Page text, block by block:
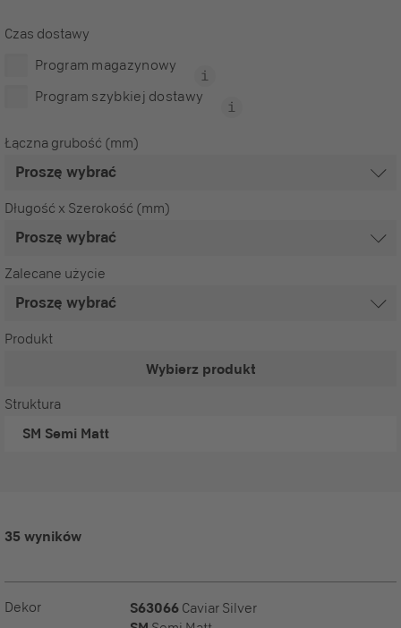
Czas dostawy
Program magazynowy
Program szybkiej dostawy
Łączna grubość (mm)
Długość x Szerokość (mm)
Zalecane użycie
Produkt
Wybierz produkt
Struktura
SM Semi Matt
35 wyników
Dekor S63066 Caviar Silver